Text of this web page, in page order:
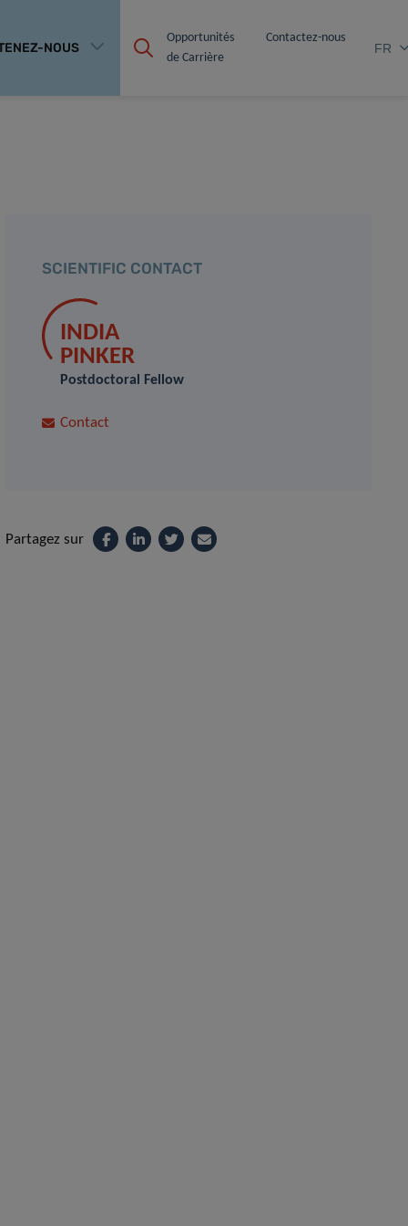
NOUS
Opportunités
de Carrière
Contactez-nous
FR
SCIENTIFIC CONTACT
INDIA
PINKER
Postdoctoral Fellow
Contact
Partagez sur